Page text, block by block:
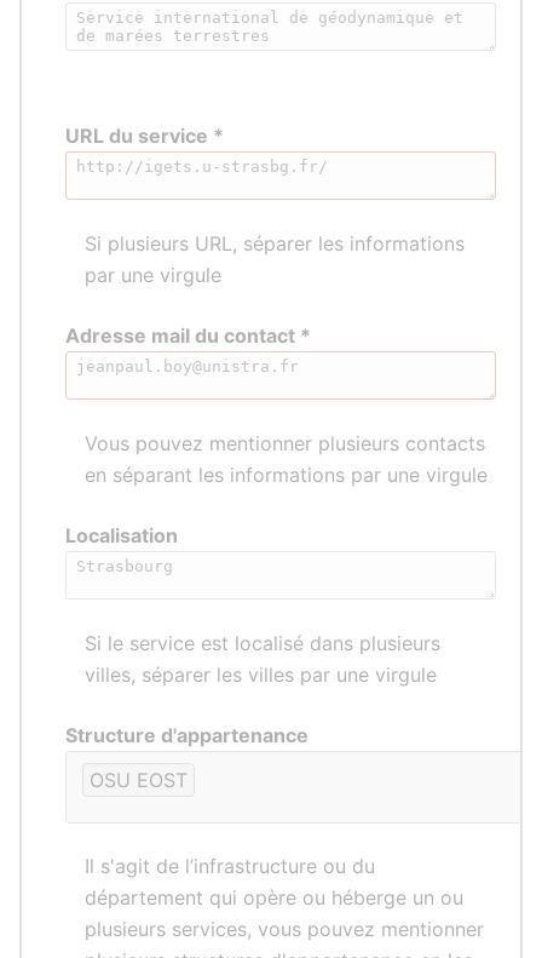
URL du service *
Si plusieurs URL, séparer les informations
par une virgule
Adresse mail du contact *
Vous pouvez mentionner plusieurs contacts
en séparant les informations par une virgule
Localisation
Si le service est localisé dans plusieurs
villes, séparer les villes par une virgule
Structure d'appartenance
OSU EOST
Il s'agit de l’infrastructure ou du
département qui opère ou héberge un ou
plusieurs services, vous pouvez mentionner